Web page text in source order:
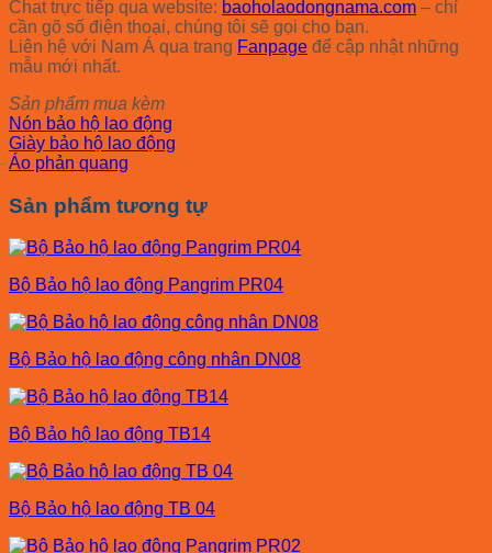
Chat trực tiếp qua website: baoholaodongnama.com – chỉ
cần gõ số điện thoại, chúng tôi sẽ gọi cho bạn.
Liên hệ với Nam Á qua trang Fanpage để cập nhật những
mẫu mới nhất.
Sản phẩm mua kèm
Nón bảo hộ lao động
Giày bảo hộ lao động
Áo phản quang
Sản phẩm tương tự
Bộ Bảo hộ lao động Pangrim PR04
Bộ Bảo hộ lao động công nhân DN08
Bộ Bảo hộ lao động TB14
Bộ Bảo hộ lao động TB 04